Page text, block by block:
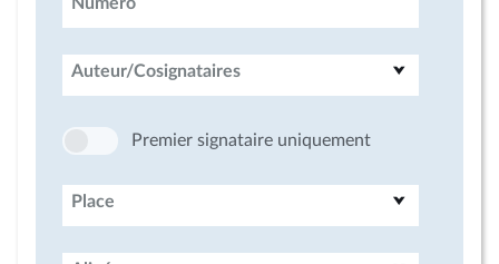
Auteur/Cosignataires
Premier signataire uniquement
Place